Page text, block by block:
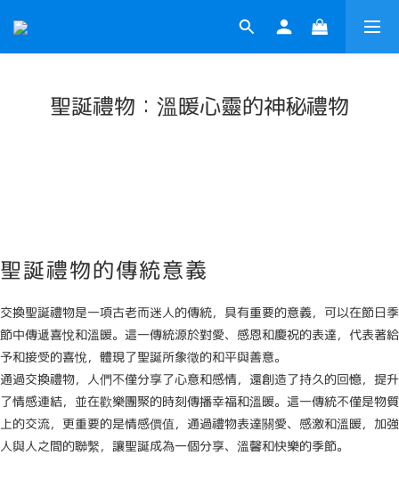
聖誕禮物：溫暖心靈的神秘禮物
聖誕禮物的傳統意義
交換聖誕禮物是一項古老而迷人的傳統，具有重要的意義，可以在節日季
節中傳遞喜悅和溫暖。這一傳統源於對愛、感恩和慶祝的表達，代表著給
予和接受的喜悅，體現了聖誕所象徵的和平與善意。
通過交換禮物，人們不僅分享了心意和感情，還創造了持久的回憶，提升
了情感連結，並在歡樂團聚的時刻傳播幸福和溫暖。這一傳統不僅是物質
上的交流，更重要的是情感價值，通過禮物表達關愛、感激和溫暖，加強
人與人之間的聯繫，讓聖誕成為一個分享、溫馨和快樂的季節。